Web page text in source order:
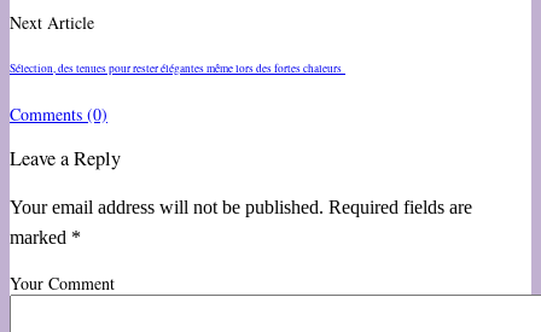
Next Article
Sélection, des tenues pour rester élégantes même lors des fortes chaleurs
Comments (0)
Leave a Reply
Your email address will not be published. Required fields are
marked *
Your Comment